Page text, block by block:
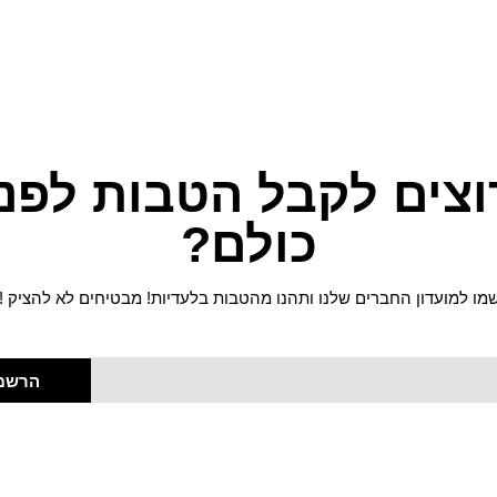
לקבל הטבות
כולם?
למועדון החברים שלנו ותהנו מהטבות בלעדיות! מבטיחים לא להציק !